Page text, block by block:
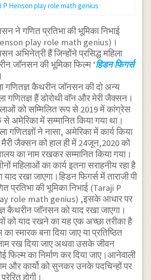
P Henson play role math genius
ने गणित प्रतिभा की भूमिका निभाई
play role math genius)।
अभिनेत्री हैं जिन्होंने प्रसिद्ध महिला
जाॅनसन की भूमिका फिल्म ‘हिडन फिगर्स
गणितज्ञ कैथरीन जाॅनसन की दो अन्य
गणितज्ञ हैं डोरोथी वाॅन और मेरी जैक्सन।
को सम्मिलित रूप से 2019 में कांग्रेस
अमेरिका में सम्मानित किया गया था।
गणितज्ञों ने नासा, अमेरिका में कार्य किया
जैक्सन को हाल ही में 24जून,2020 को
का नाम रखकर सम्मानित किया गया।
महिलाओं का कार्य इतना सराहनीय रहा है
याद रखा जाएगा।हिडन फिगर्स में ताराजी पी
प्रतिभा की भूमिका निभाई (Taraji P
role math genius) ,इसके आधार पर
कैथरीन जाॅनसन को याद रखा जाएगा।
को याद रखने का यह एक अच्छा तरीका है
स्मारक बना दिया जाए या प्रतिष्ठित
रख दिया जाए अथवा उसके जीवन
फिल्म का निर्माण कर दिया जाए।आनेवाली
और कार्यो को सुनकर उनके पदचिन्हों पर
होगी।